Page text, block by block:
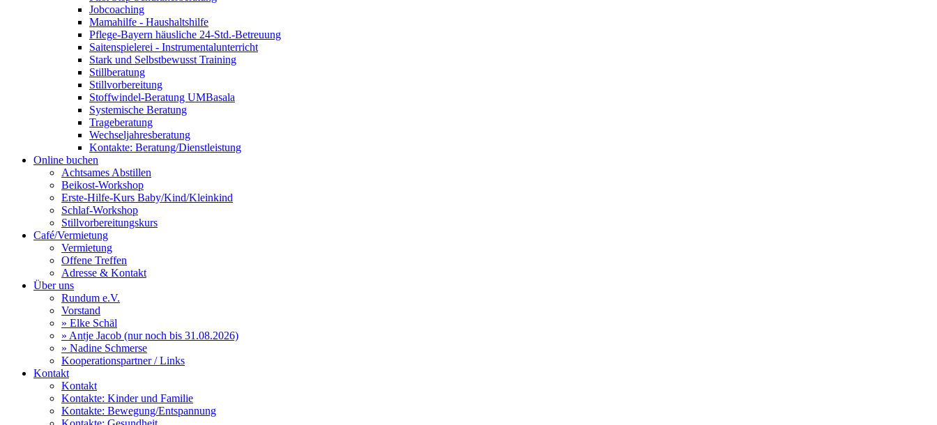
Jobcoaching
Mamahilfe - Haushaltshilfe
Pflege-Bayern häusliche 24-Std.-Betreuung
Saitenspielerei - Instrumentalunterricht
Stark und Selbstbewusst Training
Stillberatung
Stillvorbereitung
Stoffwindel-Beratung UMBasala
Systemische Beratung
Trageberatung
Wechseljahresberatung
Kontakte: Beratung/Dienstleistung
Online buchen
Achtsames Abstillen
Beikost-Workshop
Erste-Hilfe-Kurs Baby/Kind/Kleinkind
Schlaf-Workshop
Stillvorbereitungskurs
Café/Vermietung
Vermietung
Offene Treffen
Adresse & Kontakt
Über uns
Rundum e.V.
Vorstand
» Elke Schäl
» Antje Jacob (nur noch bis 31.08.2026)
» Nadine Schmerse
Kooperationspartner / Links
Kontakt
Kontakt
Kontakte: Kinder und Familie
Kontakte: Bewegung/Entspannung